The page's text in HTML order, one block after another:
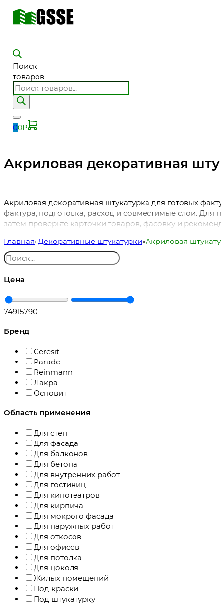
Поиск
товаров
00₽
Акриловая декоративная
Акриловая декоративная штукатурка для готовых
фактура, подготовка, расход и совместимые слои. Для
затем проверьте карточки товаров, фасовку и
Главная Декоративные штукатурки Акриловая
Цена
74915790
Бренд
Ceresit
Parade
Reinmann
Лакра
Основит
Область применения
Для стен
Для фасада
Для балконов
Для бетона
Для внутренних работ
Для гостиниц
Для кинотеатров
Для кирпича
Для мокрого фасада
Для наружных работ
Для откосов
Для офисов
Для потолка
Для цоколя
Жилых помещений
Под краски
Под штукатурку